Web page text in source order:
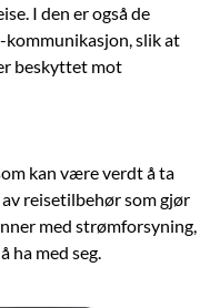
I den er også de
slik at
beskyttet mot
kan være verdt å ta
reisetilbehør som gjør
med strømforsyning,
ha med seg.